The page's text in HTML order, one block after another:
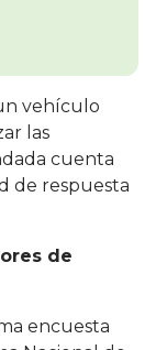
vehículo
las
cuenta
de respuesta
de
encuesta